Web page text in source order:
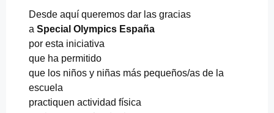
Desde aquí queremos dar las gracias
a Special Olympics España
por esta iniciativa
que ha permitido
que los niños y niñas más pequeños/as de la
escuela
practiquen actividad física